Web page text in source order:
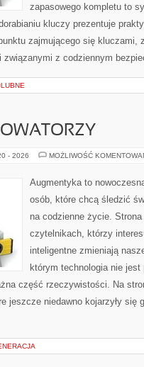
zapasowego kompletu to
kluczy prezentuje
zajmującego się kluczami,
związanymi z codziennym
- 2026 MOŻLIWOŚĆ
Augmentyka to
osób, które chcą śledzić
na codzienne życie.
czytelnikach, którzy
inteligentne zmieniają
którym technologia nie
część rzeczywistości. Na
jeszcze niedawno kojarzyły się